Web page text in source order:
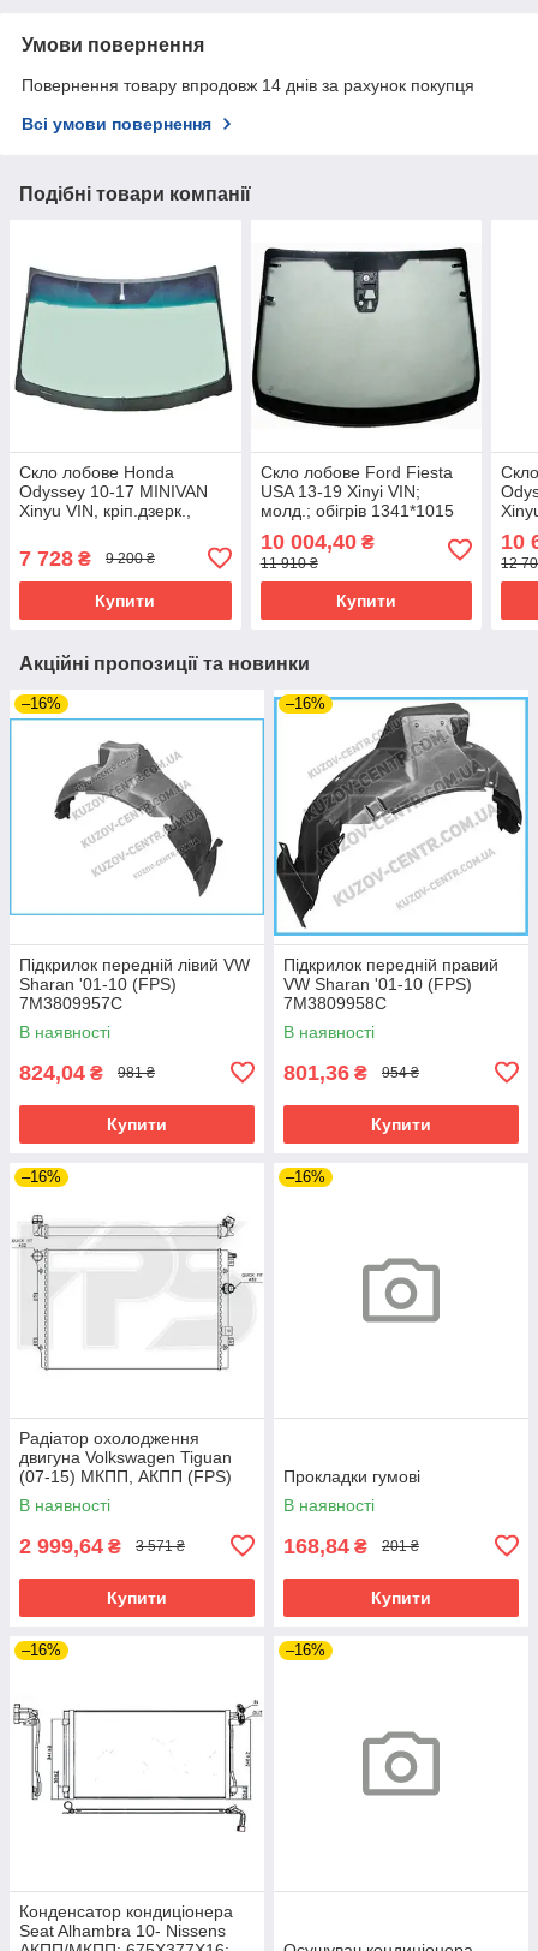
Умови повернення
Повернення товару впродовж 14 днів за рахунок покупця
Всі умови повернення
Подібні товари компанії
Скло лобове Honda
Odyssey 10-17 MINIVAN
Xinyu VIN, кріп.дзерк.,
7 728 ₴ 9 200 ₴
Купити
Скло лобове Ford Fiesta
USA 13-19 Xinyi VIN;
молд.; обігрів 1341*1015
10 004,40₴
11 910 ₴
Купити
10
12
Акційні пропозиції та новинки
–16%
Підкрилок передній лівий VW
Sharan '01-10 (FPS)
7M3809957C
В наявності
824,04 ₴ 981 ₴
Купити
–16%
Підкрилок передній правий
VW Sharan '01-10 (FPS)
7M3809958C
В наявності
801,36 ₴ 954 ₴
Купити
–16%
Радіатор охолодження
двигуна Volkswagen Tiguan
(07-15) МКПП, АКПП (FPS)
В наявності
2 999,64 ₴ 3 571 ₴
Купити
–16%
Прокладки гумові
В наявності
168,84 ₴ 201 ₴
Купити
–16%
Конденсатор кондиціонера
Seat Alhambra 10- Nissens
–16%